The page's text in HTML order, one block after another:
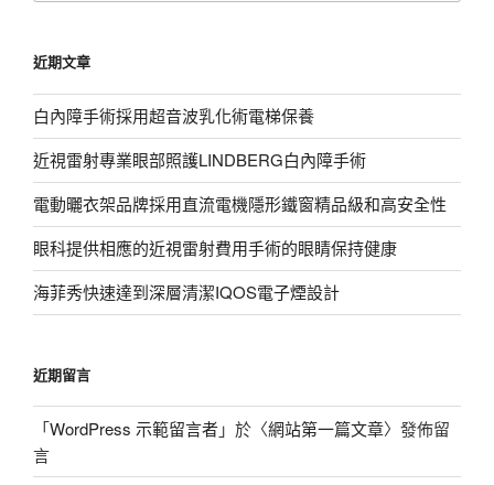
字:
近期文章
白內障手術採用超音波乳化術電梯保養
近視雷射專業眼部照護LINDBERG白內障手術
電動曬衣架品牌採用直流電機隱形鐵窗精品級和高安全性
眼科提供相應的近視雷射費用手術的眼睛保持健康
海菲秀快速達到深層清潔IQOS電子煙設計
近期留言
「WordPress 示範留言者」於〈網站第一篇文章〉發佈留
言